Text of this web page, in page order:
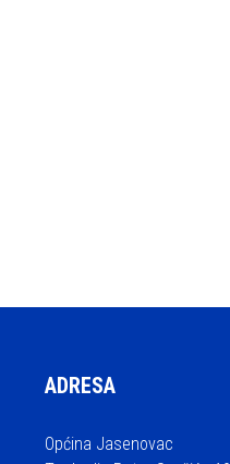
ADRESA
Općina Jasenovac